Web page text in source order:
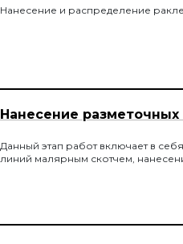
Нанесение и распределение
Нанесение
Данный этап работ включает в
линий малярным скотчем,